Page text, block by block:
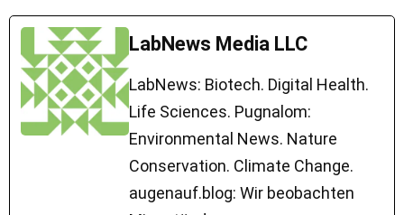
LabNews Media LLC
LabNews: Biotech. Digital Health.
Life Sciences. Pugnalom:
Environmental News. Nature
Conservation. Climate Change.
augenauf.blog: Wir beobachten